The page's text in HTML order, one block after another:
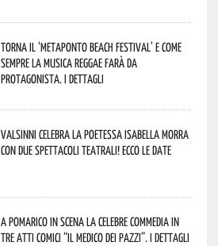
Torna il ‘Metaponto beach festival’ e come
sempre la musica reggae farà da
protagonista. I dettagli
Valsinni celebra la poetessa Isabella Morra
con due spettacoli teatrali! Ecco le date
A Pomarico in scena la celebre commedia in
tre atti comici “Il medico dei pazzi”. I dettagli